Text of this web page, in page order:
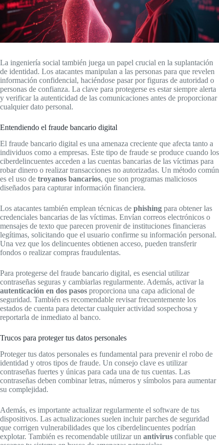
La ingeniería social también juega un papel crucial en la suplantación
de identidad. Los atacantes manipulan a las personas para que revelen
información confidencial, haciéndose pasar por figuras de autoridad o
personas de confianza. La clave para protegerse es estar siempre alerta
y verificar la autenticidad de las comunicaciones antes de proporcionar
cualquier dato personal.
Entendiendo el fraude bancario digital
El fraude bancario digital es una amenaza creciente que afecta tanto a
individuos como a empresas. Este tipo de fraude se produce cuando los
ciberdelincuentes acceden a las cuentas bancarias de las víctimas para
robar dinero o realizar transacciones no autorizadas. Un método común
es el uso de troyanos bancarios, que son programas maliciosos
diseñados para capturar información financiera.
Los atacantes también emplean técnicas de phishing para obtener las
credenciales bancarias de las víctimas. Envían correos electrónicos o
mensajes de texto que parecen provenir de instituciones financieras
legítimas, solicitando que el usuario confirme su información personal.
Una vez que los delincuentes obtienen acceso, pueden transferir
fondos o realizar compras fraudulentas.
Para protegerse del fraude bancario digital, es esencial utilizar
contraseñas seguras y cambiarlas regularmente. Además, activar la
autenticación en dos pasos proporciona una capa adicional de
seguridad. También es recomendable revisar frecuentemente los
estados de cuenta para detectar cualquier actividad sospechosa y
reportarla de inmediato al banco.
Trucos para proteger tus datos personales
Proteger tus datos personales es fundamental para prevenir el robo de
identidad y otros tipos de fraude. Un consejo clave es utilizar
contraseñas fuertes y únicas para cada una de tus cuentas. Las
contraseñas deben combinar letras, números y símbolos para aumentar
su complejidad.
Además, es importante actualizar regularmente el software de tus
dispositivos. Las actualizaciones suelen incluir parches de seguridad
que corrigen vulnerabilidades que los ciberdelincuentes podrían
explotar. También es recomendable utilizar un antivirus confiable que